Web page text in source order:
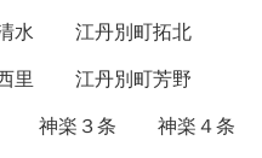
水
江丹別町拓北
里
江丹別町芳野
神楽３条
神楽４条